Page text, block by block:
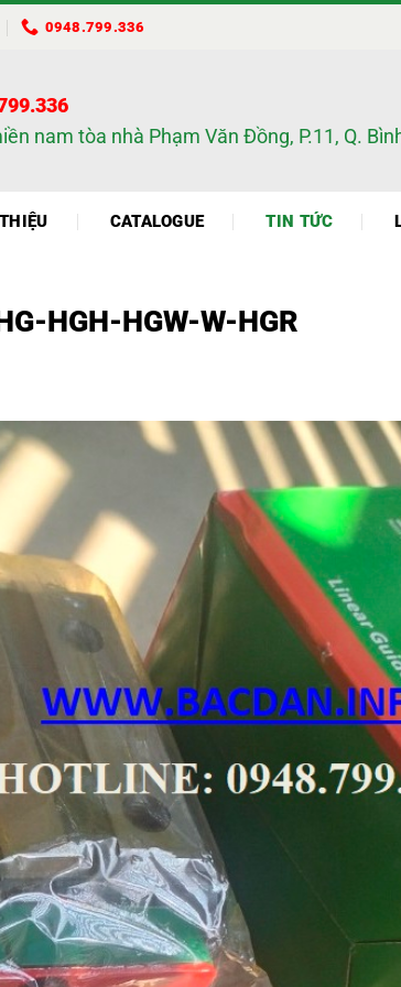
0948.799.336
nam tòa nhà Phạm Văn Đồng, P.11, Q.
CATALOGUE TIN TỨC
HGH-HGW-W-HGR